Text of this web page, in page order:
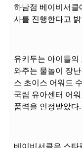
하남점 베이비서클
사를 진행한다고
유키두는 아이들의
와주는 물놀이 장
스 초이스 어워드
국립 유아센터 어
품력을 인정받았다.
베이비서클은 스타